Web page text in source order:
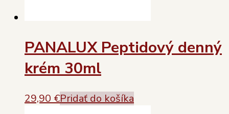
PANALUX Peptidový denný
krém 30ml
29,90 €Pridať do košíka